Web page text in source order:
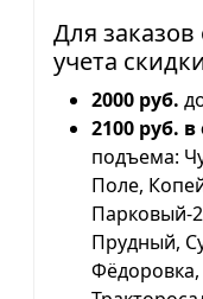
Для заказов
учета
2000 руб.
2100 руб.
подъема:
Поле,
Парковый-
Прудный,